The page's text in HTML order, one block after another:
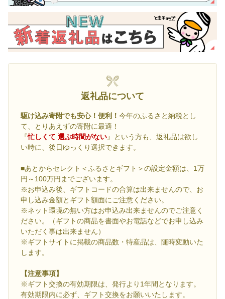
返礼品について
駆け込み寄附でも安心！便利！ 今年のふるさと納税とし
て、とりあえずの寄附に最適！
『忙しくて 選ぶ時間がない』という方も、返礼品は欲し
い時に、後日ゆっくり選択できます。
■あとからセレクト＜ふるさとギフト＞の設定金額は、1万
円～100万円までございます。
※お申込み後、ギフトコードの合算は出来ませんので、お
申し込み金額とギフト額面にご注意ください。
※ネット環境の無い方はお申込み出来ませんのでご注意く
ださい。（ギフトの商品を書面やお電話などでお申し込み
いただく事は出来ません）
※ギフトサイトに掲載の商品数・特産品は、随時変動いた
します。
【注意事項】
※ギフト交換の有効期限は、発行より1年間となります。
有効期限内に必ず、ギフト交換をお願いいたします。